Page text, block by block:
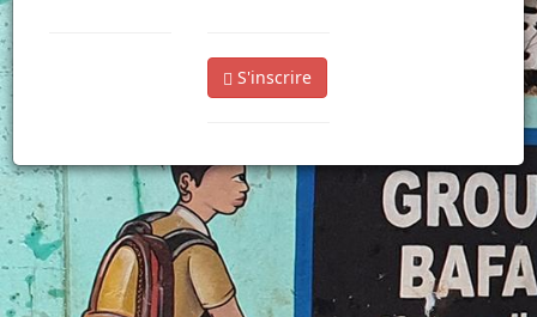
S'inscrire